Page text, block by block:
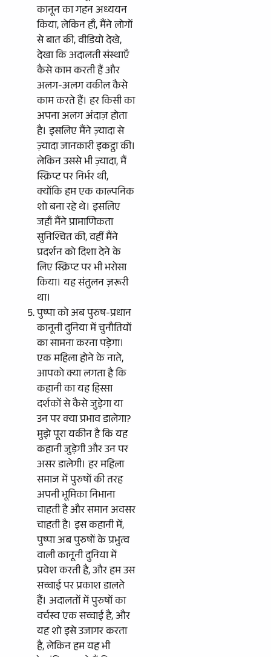
कानून का गहन अध्ययन
किया, लेकिन हाँ, मैंने लोगों
से बात की, वीडियो देखे,
देखा कि अदालती संस्थाएँ
कैसे काम करती हैं और
अलग-अलग वकील कैसे
काम करते हैं। हर किसी का
अपना अलग अंदाज़ होता
है। इसलिए मैंने ज़्यादा से
ज़्यादा जानकारी इकट्ठा की।
लेकिन उससे भी ज़्यादा, मैं
स्क्रिप्ट पर निर्भर थी,
क्योंकि हम एक काल्पनिक
शो बना रहे थे। इसलिए
जहाँ मैंने प्रामाणिकता
सुनिश्चित की, वहीं मैंने
प्रदर्शन को दिशा देने के
लिए स्क्रिप्ट पर भी भरोसा
किया। यह संतुलन ज़रूरी
था।
पुष्पा को अब पुरुष-प्रधान
कानूनी दुनिया में चुनौतियों
का सामना करना पड़ेगा।
एक महिला होने के नाते,
आपको क्या लगता है कि
कहानी का यह हिस्सा
दर्शकों से कैसे जुड़ेगा या
उन पर क्या प्रभाव डालेगा?
मुझे पूरा यकीन है कि यह
कहानी जुड़ेगी और उन पर
असर डालेगी। हर महिला
समाज में पुरुषों की तरह
अपनी भूमिका निभाना
चाहती है और समान अवसर
चाहती है। इस कहानी में,
पुष्पा अब पुरुषों के प्रभुत्व
वाली कानूनी दुनिया में
प्रवेश करती है, और हम उस
सच्चाई पर प्रकाश डालते
हैं। अदालतों में पुरुषों का
वर्चस्व एक सच्चाई है, और
यह शो इसे उजागर करता
है, लेकिन हम यह भी